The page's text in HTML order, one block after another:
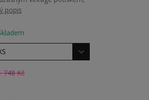
popis
748 Kč